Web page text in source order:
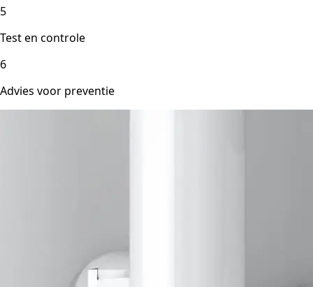
5
Test en controle
6
Advies voor preventie